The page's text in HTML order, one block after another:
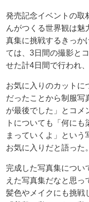
発売記念イベントの取
んがつくる世界観は魅
真集に挑戦するきっか
ては、3日間の撮影と
せた計4日間で行われ
お気に入りのカットに
だったことから制服写
が最後でした」とコメ
トについても「何に
まっていくよ」という
お気に入りだと語った。
完成した写真集につい
えた写真集だなと思っ
髪色やメイクにも挑戦